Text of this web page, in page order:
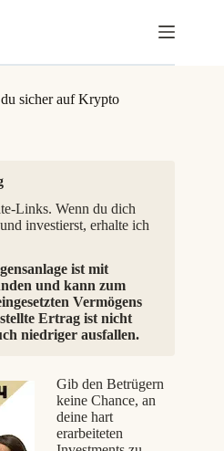
sicher auf Krypto
Links. Wenn du dich
investierst, erhalte ich
ist mit
und kann zum
Vermögens
Ertrag ist nicht
niedriger ausfallen.
Gib den Betrügern
keine Chance, an
deine hart
erarbeiteten